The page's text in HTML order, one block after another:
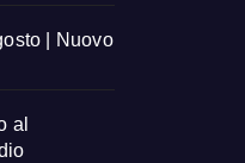
| Nuovo
al